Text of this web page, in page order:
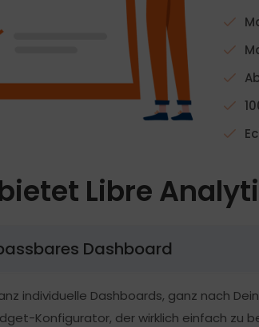
Libre
Dashboard
individuelle Dashboards, ganz nach
Konfigurator, der wirklich einfach zu